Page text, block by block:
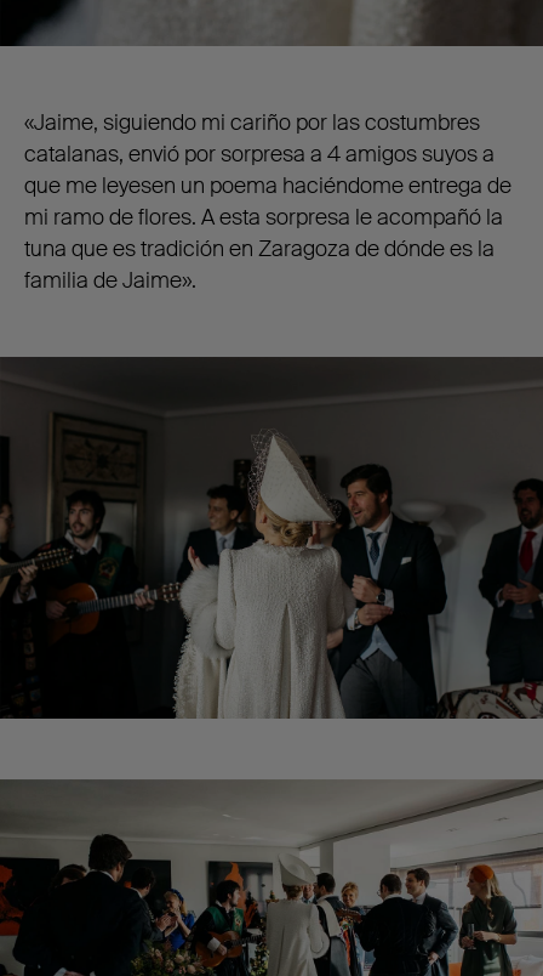
«Jaime, siguiendo mi cariño por las costumbres
catalanas, envió por sorpresa a 4 amigos suyos a
que me leyesen un poema haciéndome entrega de
mi ramo de flores. A esta sorpresa le acompañó la
tuna que es tradición en Zaragoza de dónde es la
familia de Jaime».